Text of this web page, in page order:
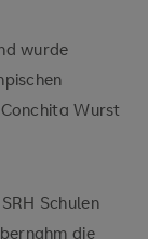
wurde
Wurst
Schulen
die